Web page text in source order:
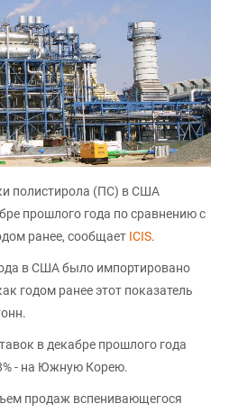
полистирола (ПС) в США
прошлого года по сравнению с
ранее, сообщает ICIS.
в США было импортировано
годом ранее этот показатель
в декабре прошлого года
- на Южную Корею.
продаж вспенивающегося